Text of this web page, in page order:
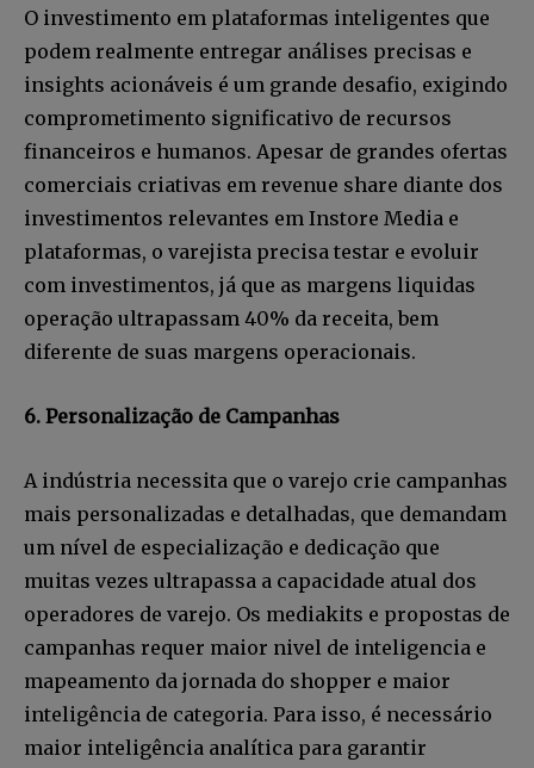
O investimento em plataformas inteligentes que
podem realmente entregar análises precisas e
insights acionáveis é um grande desafio, exigindo
comprometimento significativo de recursos
financeiros e humanos. Apesar de grandes ofertas
comerciais criativas em revenue share diante dos
investimentos relevantes em Instore Media e
plataformas, o varejista precisa testar e evoluir
com investimentos, já que as margens liquidas
operação ultrapassam 40% da receita, bem
diferente de suas margens operacionais.
6. Personalização de Campanhas
A indústria necessita que o varejo crie campanhas
mais personalizadas e detalhadas, que demandam
um nível de especialização e dedicação que
muitas vezes ultrapassa a capacidade atual dos
operadores de varejo. Os mediakits e propostas de
campanhas requer maior nivel de inteligencia e
mapeamento da jornada do shopper e maior
inteligência de categoria. Para isso, é necessário
maior inteligência analítica para garantir